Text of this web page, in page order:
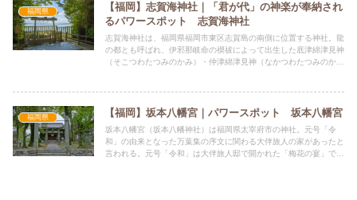
福岡県
【福岡】志賀海神社｜「君が代」の神楽が奉納され
るパワースポット 志賀海神社
志賀海神社は、福岡県福岡市東区志賀島の南側に位置する神社。龍
の都とも呼ばれ、伊邪那岐命の禊祓によって出生した底津綿津見神
（そこつわたつみのかみ）・仲津綿津見神（なかつわたつみのか
福岡県 【福岡】坂本八幡宮｜パワースポット 坂本八幡宮
坂本八幡宮（坂本八幡神社）は福岡県太宰府市の神社。元号「令
和」の由来となった万葉集の序文に関わる大伴旅人の家があったと
言われる。元号「令和」は大伴旅人邸で開かれた「梅花の宴」で詠